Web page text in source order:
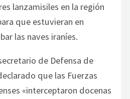
lanzamisiles en la región
que estuvieran en
las naves iraníes.
de Defensa de
que las Fuerzas
«interceptaron docenas